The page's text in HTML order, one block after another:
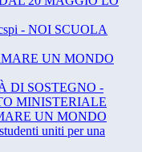
- NOI SCUOLA
UN MONDO
DI SOSTEGNO -
MINISTERIALE
UN MONDO
uniti per una